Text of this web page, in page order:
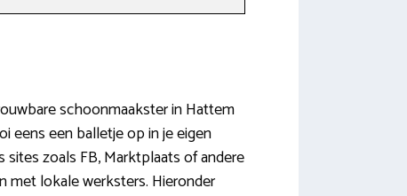
schoonmaakster in Hattem
eens een balletje op in je eigen
sites zoals FB, Marktplaats of andere
met lokale werksters. Hieronder